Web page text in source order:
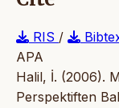
RIS /
APA
Halil, İ. (2006).
Perspektiften